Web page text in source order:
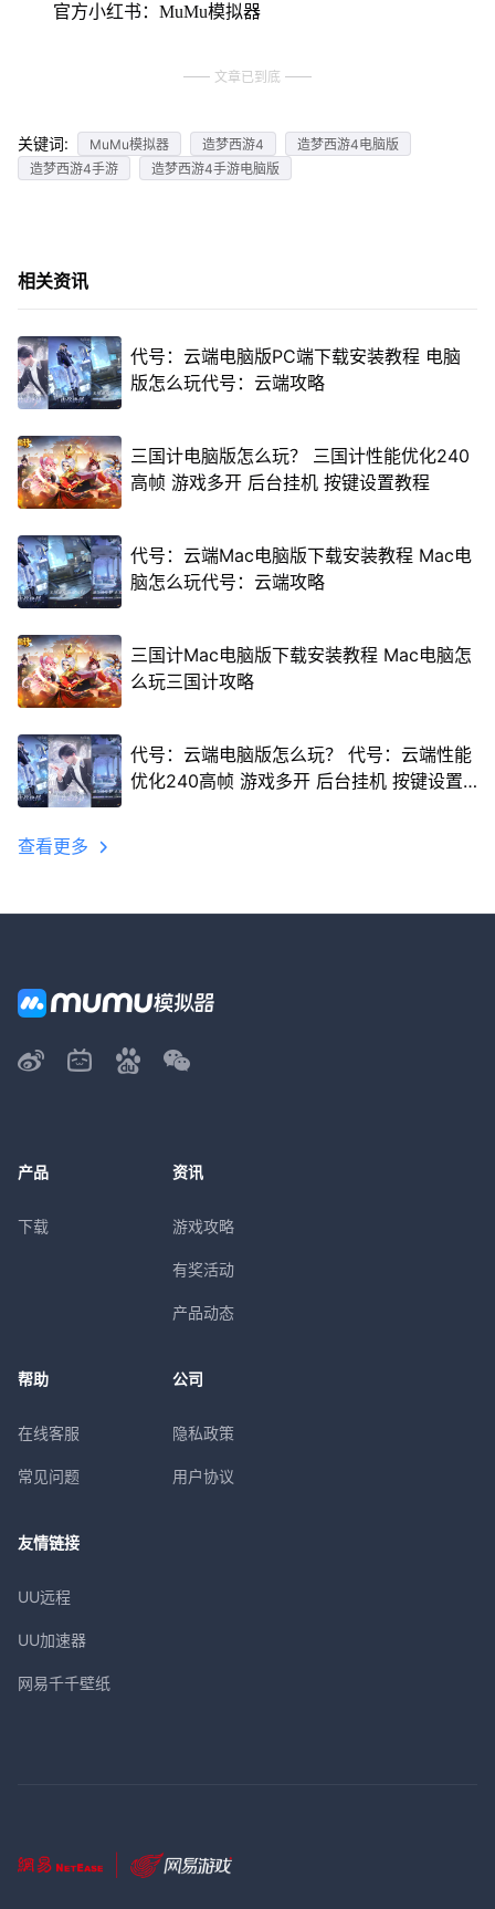
官方小红书：MuMu模拟器
文章已到底
关键词: MuMu模拟器 造梦西游4
造梦西游4电脑版
造梦西游4手游
造梦西游4手游电脑版
相关资讯
代号：云端电脑版PC端下载安装教程 电脑
版怎么玩代号：云端攻略
三国计电脑版怎么玩？ 三国计性能优化240
高帧 游戏多开 后台挂机 按键设置教程
代号：云端Mac电脑版下载安装教程 Mac电
脑怎么玩代号：云端攻略
三国计Mac电脑版下载安装教程 Mac电脑怎
么玩三国计攻略
代号：云端电脑版怎么玩？ 代号：云端性能
优化240高帧 游戏多开 后台挂机 按键设置
查看更多
产品
下载
资讯
游戏攻略
有奖活动
产品动态
帮助
在线客服
常见问题
公司
隐私政策
用户协议
友情链接
UU远程
UU加速器
网易千千壁纸